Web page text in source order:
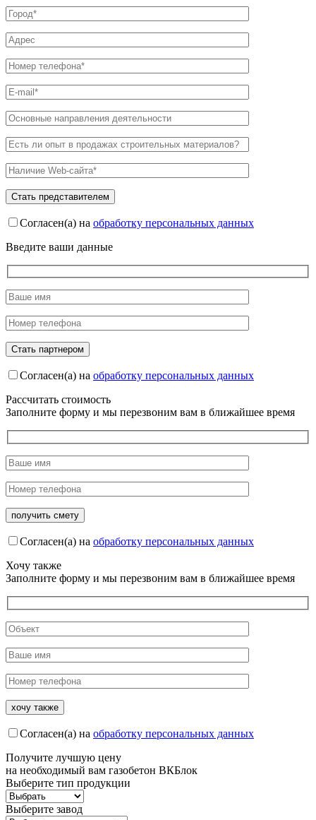
Согласен(а) на обработку персональных данных
Введите ваши данные
Согласен(а) на обработку персональных данных
Рассчитать стоимость
Заполните форму и мы перезвоним вам в ближайшее время
Согласен(а) на обработку персональных данных
Хочу также
Заполните форму и мы перезвоним вам в ближайшее время
Согласен(а) на обработку персональных данных
Получите лучшую цену
на необходимый вам газобетон ВКБлок
Выберите тип продукции
Выберите завод